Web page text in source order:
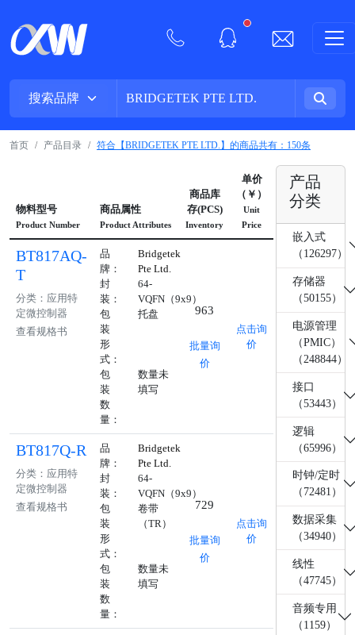
New alerts
首页 产品目录 符合【BRIDGETEK PTE LTD.】的商品共有：150条
物料型号
Product Number
商品属性
Product Attributes
商品库
存(PCS)
Inventory
单价
（￥）
Unit
Price
BT817AQ-
T
分类：应用特
定微控制器
查看规格书
品
牌：
Bridgetek
Pte Ltd.
封
装：
64-
VQFN（9x9）
包
装
形
式：
托盘
包
装
数
量：
数量未
填写
963
批量询
价
点击询
价
BT817Q-R
分类：应用特
定微控制器
查看规格书
品
牌：
Bridgetek
Pte Ltd.
封
装：
64-
VQFN（9x9）
包
装
形
式：
卷带
（TR）
包
装
数
量：
数量未
填写
729
批量询
价
点击询
价
产品
分类
嵌入式
（126297）
存储器
（50155）
电源管理
（PMIC）
（248844）
接口
（53443）
逻辑
（65996）
时钟/定时
（72481）
数据采集
（34940）
线性
（47745）
音频专用
（1159）